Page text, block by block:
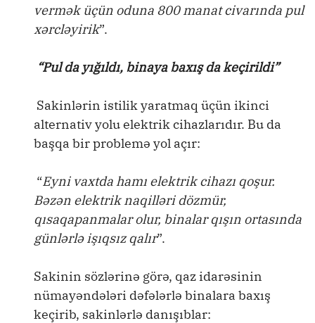
vermək üçün oduna 800 manat civarında pul
xərcləyirik”.
“Pul da yığıldı, binaya baxış da keçirildi”
Sakinlərin istilik yaratmaq üçün ikinci
alternativ yolu elektrik cihazlarıdır. Bu da
başqa bir problemə yol açır:
“Eyni vaxtda hamı elektrik cihazı qoşur.
Bəzən elektrik naqilləri dözmür,
qısaqapanmalar olur, binalar qışın ortasında
günlərlə işıqsız qalır”.
Sakinin sözlərinə görə, qaz idarəsinin
nümayəndələri dəfələrlə binalara baxış
keçirib, sakinlərlə danışıblar: